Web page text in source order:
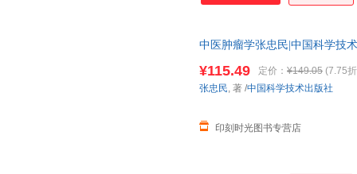
中医肿瘤学张忠民|中国科学技术
¥115.49 定价： ¥149.05 (7.75
印刻时光图书专营店
张忠民, 著 /中国科学技术出版社